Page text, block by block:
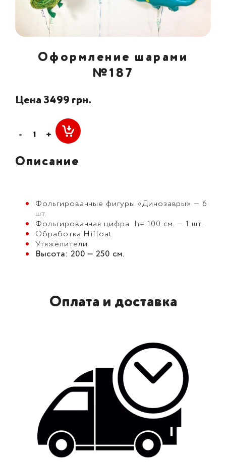
Оформление шарами
№187
Цена 3499 грн.
- +
Описание
Фольгированные фигуры «Динозавры» — 6
шт.
Фольгированная цифра h= 100 см. — 1 шт.
Обработка Hifloat.
Утяжелители.
Высота: 200 — 250 см.
Оплата и доставка